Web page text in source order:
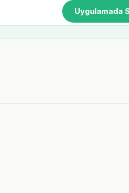
Uygulamada